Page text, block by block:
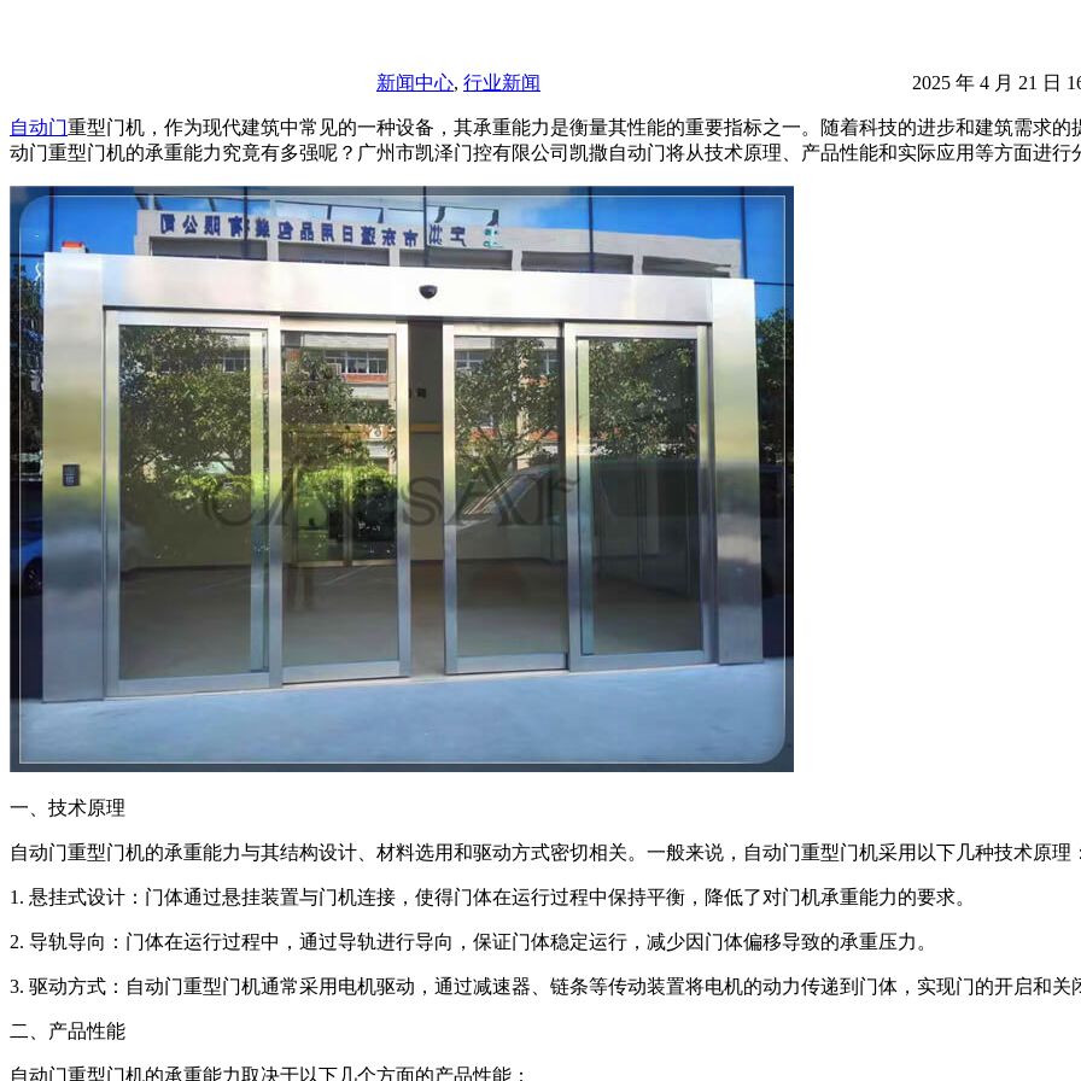
新闻中心, 行业新闻 2025 年 4 月 21 日
自动门重型门机，作为现代建筑中常见的一种设备，其承重能力是衡量其性能的重要指标之一。随着科技的进步和建筑需求
动门重型门机的承重能力究竟有多强呢？广州市凯泽门控有限公司凯撒自动门将从技术原理、产品性能和实际应用等方面进行
一、技术原理
自动门重型门机的承重能力与其结构设计、材料选用和驱动方式密切相关。一般来说，自动门重型门机采用以下几种技术原理
1. 悬挂式设计：门体通过悬挂装置与门机连接，使得门体在运行过程中保持平衡，降低了对门机承重能力的要求。
2. 导轨导向：门体在运行过程中，通过导轨进行导向，保证门体稳定运行，减少因门体偏移导致的承重压力。
3. 驱动方式：自动门重型门机通常采用电机驱动，通过减速器、链条等传动装置将电机的动力传递到门体，实现门的开启和关
二、产品性能
自动门重型门机的承重能力取决于以下几个方面的产品性能：